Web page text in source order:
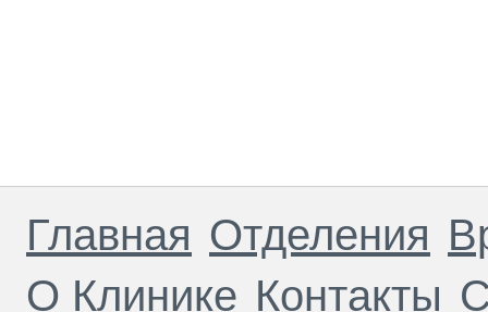
Главная Отделения
О Клинике Контакты